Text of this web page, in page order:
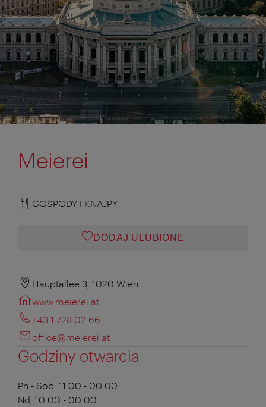
Meierei
GOSPODY I KNAJPY
DODAJ ULUBIONE
Hauptallee 3, 1020 Wien
www.meierei.at
+43 1 728 02 66
office@meierei.at
Godziny otwarcia
Pn - Sob, 11:00 - 00:00
Nd, 10:00 - 00:00